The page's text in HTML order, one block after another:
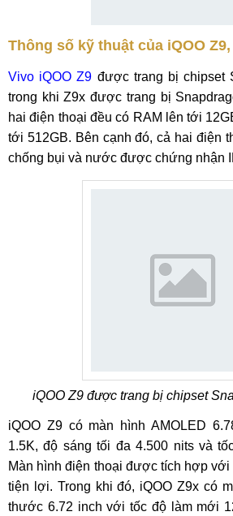
Thông số kỹ thuật của iQOO
Vivo iQOO Z9 được trang bị chipset
trong khi Z9x được trang bị
hai điện thoại đều có RAM lên tới
tới 512GB. Bên cạnh đó, cả hai điện
chống bụi và nước được chứng nhận
iQOO Z9 được trang bị chipset
iQOO Z9 có màn hình AMOLED
1.5K, độ sáng tối đa 4.500 nits và
Màn hình điện thoại được tích hợp với
tiện lợi. Trong khi đó, iQOO Z9x có
thước 6.72 inch với tốc độ làm mới